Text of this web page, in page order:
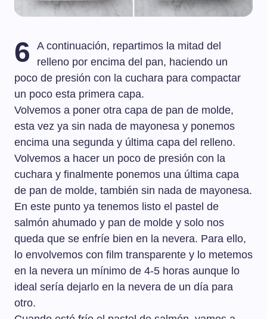
6
A continuación, repartimos la mitad del
relleno por encima del pan, haciendo un
poco de presión con la cuchara para compactar
un poco esta primera capa.
Volvemos a poner otra capa de pan de molde,
esta vez ya sin nada de mayonesa y ponemos
encima una segunda y última capa del relleno.
Volvemos a hacer un poco de presión con la
cuchara y finalmente ponemos una última capa
de pan de molde, también sin nada de mayonesa.
En este punto ya tenemos listo el pastel de
salmón ahumado y pan de molde y solo nos
queda que se enfríe bien en la nevera. Para ello,
lo envolvemos con film transparente y lo metemos
en la nevera un mínimo de 4-5 horas aunque lo
ideal sería dejarlo en la nevera de un día para
otro.